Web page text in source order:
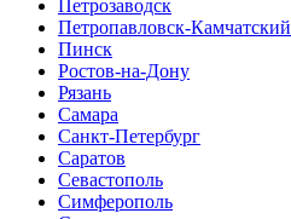
Петрозаводск
Петропавловск-Камчатский
Пинск
Ростов-на-Дону
Рязань
Самара
Санкт-Петербург
Саратов
Севастополь
Симферополь